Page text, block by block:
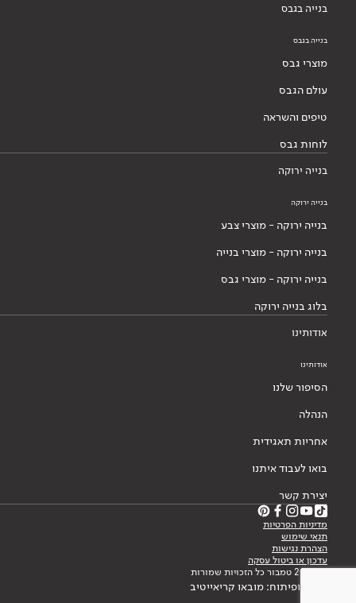
בנייה בגבס
בנייה בגבס
מוצרי גבס
עולם הגבס
טיפים והשראה
לוחות גבס
בנייה ירוקה
בנייה ירוקה
בנייה ירוקה - מוצרי צבע
בנייה ירוקה - מוצרי בנייה
בנייה ירוקה - מוצרי גבס
בלוג בנייה ירוקה
אודותינו
אודותינו
הסיפור שלנו
הנהלה
אחריות תאגידית
בואו לעבוד איתנו
יצירת קשר
מדיניות הפרטיות
תנאי שימוש
הצהרת נגישות
עדכון או ביטול עסקה
© 2026 טמבור כל הזכויות שמורות
עיצוב ופיתוח: מובאו קריאייטיב